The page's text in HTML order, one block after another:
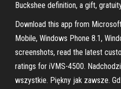
Buckshee definition, a gift,
Download this app from
Mobile, Windows Phone 8.1,
screenshots, read the latest
ratings for iVMS-4500. Nadchodzi
wszystkie. Piękny jak zawsze.